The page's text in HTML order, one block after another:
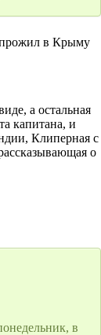
в Крыму
а остальная
капитана, и
Клиперная с
о
в